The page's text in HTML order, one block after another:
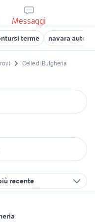
Messaggi
terme navara auto
Celle di Bulgheria
recente